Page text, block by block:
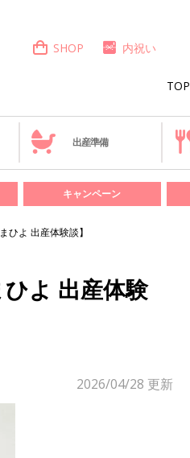
TOP
SHOP 内祝い
出産準備
キャンペーン
ひよ 出産体験談】
よ 出産体験
2026/04/28 更新